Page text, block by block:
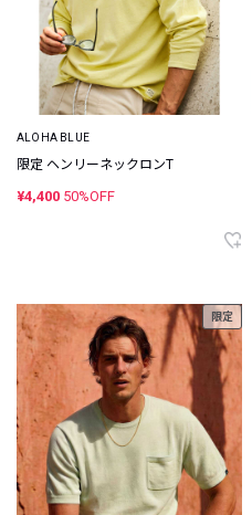
ALOHA BLUE
限定 ヘンリーネックロンT
¥4,400 50%OFF
限定